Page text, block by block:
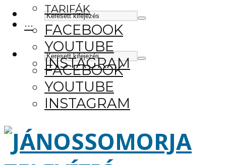
FACEBOOK
YOUTUBE
INSTAGRAM
TARIFÁK
···
FACEBOOK
YOUTUBE
INSTAGRAM